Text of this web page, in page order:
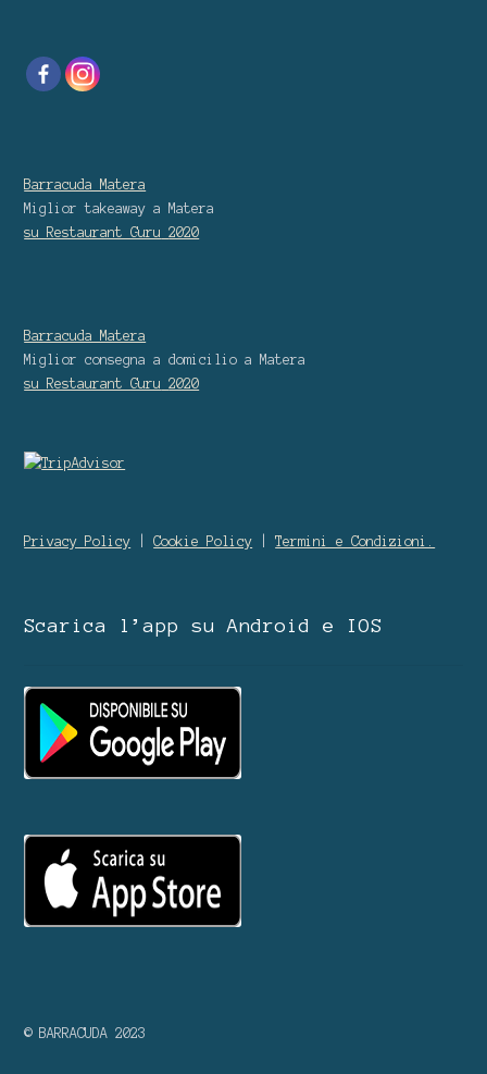
Barracuda Matera
Miglior takeaway a Matera
su Restaurant Guru
2020
Barracuda Matera
Miglior consegna a domicilio a Matera
su Restaurant Guru
2020
Privacy Policy |Cookie Policy |Termini e Condizioni.
Scarica l’app su Android e IOS
© BARRACUDA 2023